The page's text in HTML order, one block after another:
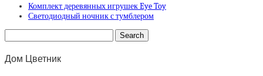
Комплект деревянных игрушек Eye Toy
Светодиодный ночник с тумблером
Дом Цветник